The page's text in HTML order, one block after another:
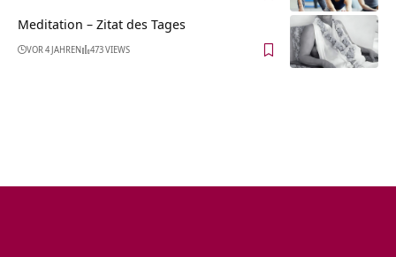
Meditation – Zitat des Tages
VOR 4 JAHREN 473 VIEWS